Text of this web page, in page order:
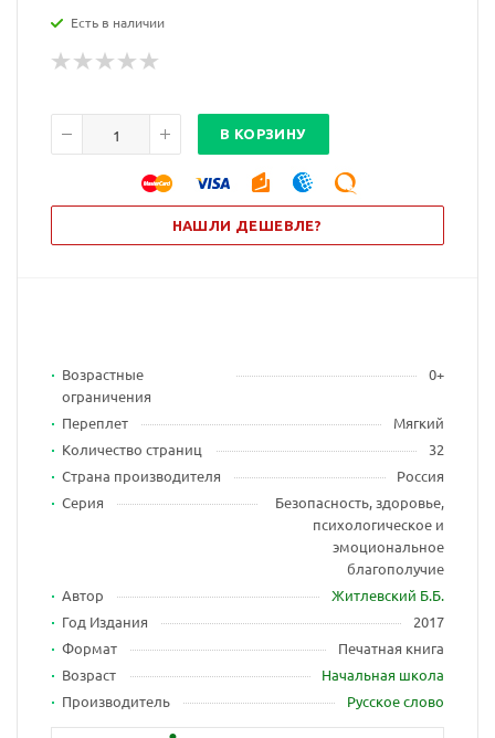
Есть в наличии
В КОРЗИНУ
НАШЛИ ДЕШЕВЛЕ?
Возрастные
ограничения
0+
Переплет
Мягкий
Количество страниц
32
Страна производителя
Россия
Серия
Безопасность, здоровье,
психологическое и
эмоциональное
благополучие
Автор
Житлевский Б.Б.
Год Издания
2017
Формат
Печатная книга
Возраст
Начальная школа
Производитель
Русское слово